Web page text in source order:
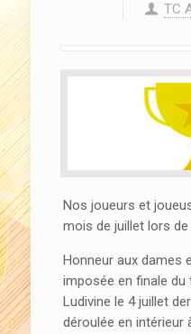
TC
Nos joueurs et
mois de juillet lors
Honneur aux dames
imposée en finale
Ludivine le 4 juillet
déroulée en intérieur